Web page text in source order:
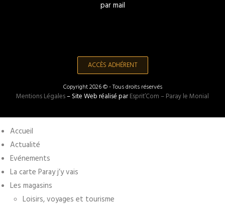
par mail
ACCÈS ADHÉRENT
Copyright 2026 © - Tous droits réservés
Mentions Légales– Site Web réalisé parEsprit’Com – Paray le Monial
Accueil
Actualité
Evénements
La carte Paray j’y vais
Les magasins
Loisirs, voyages et tourisme